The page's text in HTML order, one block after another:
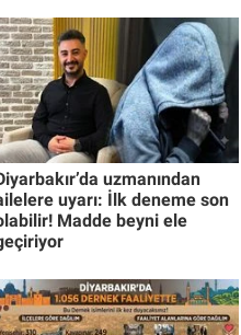
uzmanından
uyarı: İlk deneme son
Madde beyni ele